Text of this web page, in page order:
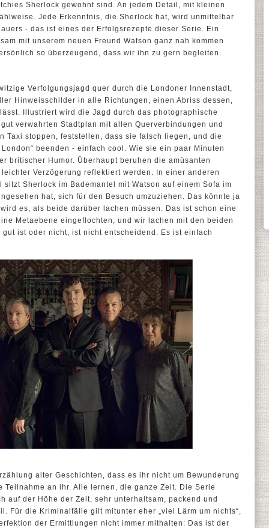
Sherlock gewohnt sind. An jedem Detail, mit kleinen
Jede Erkenntnis, die Sherlock hat, wird unmittelbar
- das ist eines der Erfolgsrezepte dieser Serie. Ein
mit unserem neuen Freund Watson ganz nah kommen
so überzeugend, dass wir ihn zu gern begleiten.
Verfolgungsjagd quer durch die Londoner Innenstadt,
Hinweisschilder in alle Richtungen, einen Abriss dessen,
Illustriert wird die Jagd durch das photographische
verwahrten Stadtplan mit allen Querverbindungen und
Taxi stoppen, feststellen, dass sie falsch liegen, und die
beenden - einfach cool. Wie sie ein paar Minuten
britischer Humor. Überhaupt beruhen die amüsanten
Verzögerung reflektiert werden. In einer anderen
Sherlock im Bademantel mit Watson auf einem Sofa im
hat, sich für den Besuch umzuziehen. Das könnte ja
es, als beide darüber lachen müssen. Das ist schon eine
Metaebene eingeflochten, und wir lachen mit den beiden
ist oder nicht, ist nicht entscheidend. Es ist einfach
alter Geschichten, dass es ihr nicht um Bewunderung
Teilnahme an ihr. Alle lernen, die ganze Zeit. Die Serie
auf der Höhe der Zeit, sehr unterhaltsam, packend und
Für die Kriminalfälle gilt mitunter eher „viel Lärm um nichts“,
der Ermittlungen nicht immer mithalten: Das ist der